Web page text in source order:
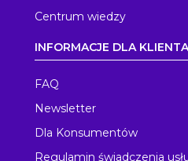
Centrum wiedzy
INFORMACJE DLA KLIENTA
FAQ
Newsletter
Dla Konsumentów
Regulamin świadczenia